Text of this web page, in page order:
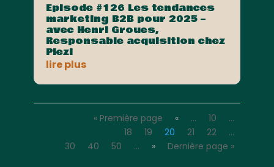
Episode #126 Les tendances
marketing B2B pour 2025 –
avec Henri Groues,
Responsable acquisition chez
Plezi
lire plus
« Première page « … 10
…
18
19 20 21 22
…
30
40 50 … » Dernière page »